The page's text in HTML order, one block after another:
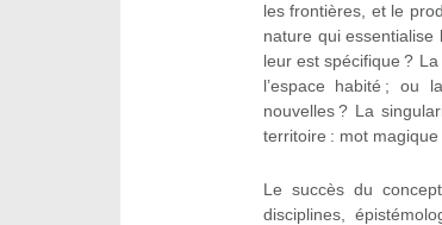
les frontières, et le
nature qui essentialise
leur est spécifique ?
l’espace habité ; ou
nouvelles ? La
territoire : mot
Le succès du
disciplines,